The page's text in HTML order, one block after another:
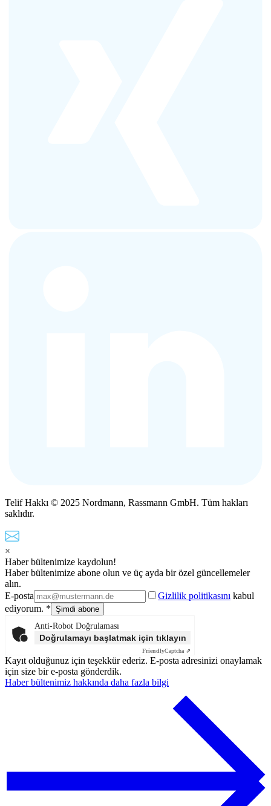
Telif Hakkı © 2025 Nordmann, Rassmann GmbH. Tüm hakları
saklıdır.
×
Haber bültenimize kaydolun!
Haber bültenimize abone olun ve üç ayda bir özel güncellemeler
alın.
E-posta
Gizlilik politikasını kabul
ediyorum. *
Anti-Robot Doğrulaması
Doğrulamayı başlatmak için tıklayın
FriendlyCaptcha ⇗
Kayıt olduğunuz için teşekkür ederiz. E-posta adresinizi onaylamak
için size bir e-posta gönderdik.
Haber bültenimiz hakkında daha fazla bilgi